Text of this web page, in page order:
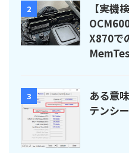
2
【実機
X870で
3
ある意
テンシ